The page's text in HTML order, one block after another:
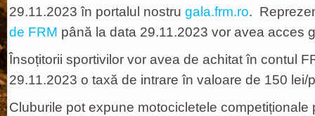
29.11.2023 în portalul nostru gala.frm.ro.
de FRM până la data 29.11.2023 vor avea acces
Însoțitorii sportivilor vor avea de achitat în contul
29.11.2023 o taxă de intrare în valoare de 150 lei/
Cluburile pot expune motocicletele competiționale